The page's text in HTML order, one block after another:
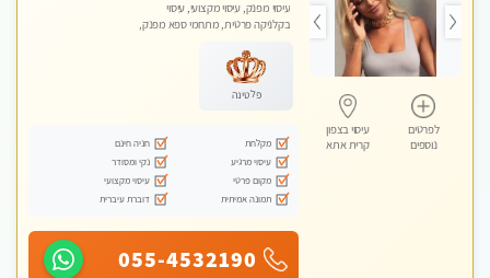
לפרטים
נוספים
עיסוי בצפון
קרית אתא
עיסוי מפנק, עיסוי מקצועי, עיסוי
בקלניקה פרטית, מתחמי ספא מפנק,
טנטרה, עיסוי מגבר לגבר, עיסוי מגבר
לאישה
פלטינה
מקלחת
חניה חינם
עיסוי מרגיע
נקי ומסודר
מקום פרטי
עיסוי מקצועי
תמונה אמיתית
דוברת עיברית
055-4532190